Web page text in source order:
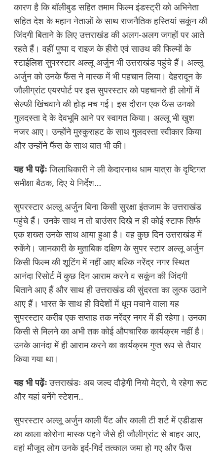
कारण है कि बॉलीबुड सहित तमाम फिल्म इंडस्ट्री को अभिनेता
सहित देश के महान नेताओं के साथ राजनैतिक हस्तियां सकूंन की
जिंदगी बिताने के लिए उत्तराखंड की अलग-अलग जगहों पर आते
रहते हैं। वहीं पुष्पा द राइज के हीरो एवं साउथ की फिल्मों के
स्टाईलिश सुपरस्टार अल्लू अर्जुन भी उत्तराखंड पहुंचे हैं। अल्लू
अर्जुन को उनके फैंस ने मास्क में भी पहचान लिया। देहरादून के
जौलीग्रांट एयरपोर्ट पर इस सुपरस्टार को पहचानते ही लोगों में
सेल्फी खिंचवाने की होड़ मच गई। इस दौरान एक फैंस उनको
गुलदस्ता दे के देवभूमि आने पर स्वागत किया। अल्लू भी खुश
नजर आए। उन्होंने मुस्कुराहट के साथ गुलदस्ता स्वीकार किया
और उन्होंने फैंस के साथ बात भी की।
यह भी पढ़ेंः जिलाधिकारी ने ली केदारनाथ धाम यात्रा के दृष्टिगत
समीक्षा बैठक, दिए ये निर्देश…
सुपरस्टार अल्लू अर्जुन बिना किसी सुरक्षा इंतजाम के उत्तराखंड
पहुंचे हैं। उनके साथ न तो बाउंसर दिखे न ही कोई स्टाफ सिर्फ
एक शख्स उनके साथ आया हुआ है। वह कुछ दिन उत्तराखंड में
रुकेंगे। जानकारी के मुताबिक दक्षिण के सुपर स्टार अल्लू अर्जुन
किसी फिल्म की शूटिंग में नहीं आए बल्कि नरेंद्र नगर स्थित
आनंदा रिसोर्ट में कुछ दिन आराम करने व सकूंन की जिंदगी
बिताने आए हैं और साथ ही उत्तराखंड की सुंदरता का लुत्फ उठाने
आए हैं। भारत के साथ ही विदेशों में धूम मचाने वाला यह
सुपरस्टार करीब एक सप्ताह तक नरेंद्र नगर में ही रहेगा। उनका
किसी से मिलने का अभी तक कोई औपचारिक कार्यक्रम नहीं है।
उनके आनंदा में ही आराम करने का कार्यक्रम गुप्त रूप से तैयार
किया गया था।
यह भी पढ़ेंः उत्तराखंडः अब जल्द दौड़ेगी नियो मेट्रो, ये रहेगा रूट
और यहां बनेंगे स्टेशन..
सुपरस्टार अल्लू अर्जुन काली पैंट और काली टी शर्ट में एडीडास
का काला कोरोना मास्क पहने जैसे ही जौलीग्रांट से बाहर आए,
वहां मौजूद लोग उनके इर्द-गिर्द तत्काल जमा हो गए और फैंस